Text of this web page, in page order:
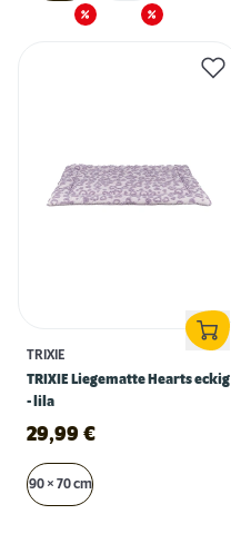
TRIXIE
TRIXIE Liegematte Hearts eckig
- lila
29,99 €
90 × 70 cm